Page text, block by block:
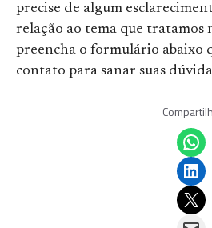
precise de algum
relação ao tema que tratamos
preencha o formulário abaixo
contato para sanar suas
Share
Share
Email this Page